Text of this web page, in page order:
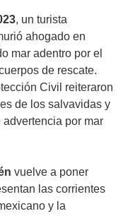
, un turista
ahogado en
mar adentro por el
de rescate.
Civil reiteraron
de los salvavidas y
por mar
vuelve a poner
las corrientes
y la